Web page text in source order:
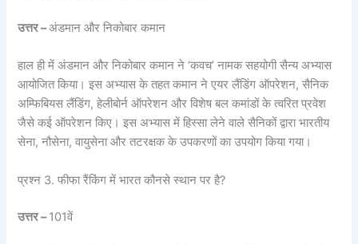
उत्तर –अंडमान और निकोबार कमान
हाल ही में अंडमान और निकोबार कमान ने ‘कवच’ नामक सहयोगी सैन्य अभ्यास
आयोजित किया। इस अभ्यास के तहत कमान ने एयर लैंडिंग ऑपरेशन, सैनिक
अम्फिबियस लैंडिंग, हेलीबोर्न ऑपरेशन और विशेष बल कमांडों के त्वरित प्रवेश
जैसे कई ऑपरेशन किए। इस अभ्यास में हिस्सा लेने वाले सैनिकों द्वारा भारतीय
सेना, नौसेना, वायुसेना और तटरक्षक के उपकरणों का उपयोग किया गया।
प्रश्न 3. फीफा रैंकिंग में भारत कौनसे स्थान पर है?
उत्तर –101वें